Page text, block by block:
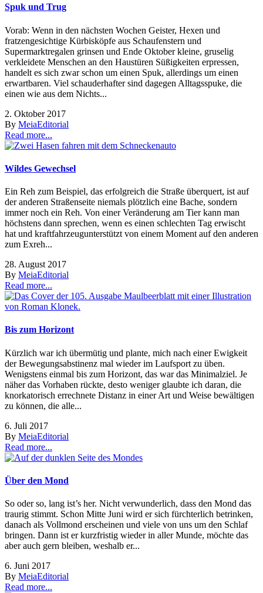
Spuk und Trug
Vorab: Wenn in den nächsten Wochen Geister, Hexen und
fratzengesichtige Kürbisköpfe aus Schaufenstern und
Supermarktregalen grinsen und Ende Oktober kleine, gruselig
verkleidete Menschen an den Haustüren Süßigkeiten erpressen,
handelt es sich zwar schon um einen Spuk, allerdings um einen
erwartbaren. Viel schauderhafter sind dagegen Alltagsspuke, die
einen wie aus dem Nichts...
2. Oktober 2017
By MeiaEditorial
Read more...
Wildes Gewechsel
Ein Reh zum Beispiel, das erfolgreich die Straße überquert, ist auf
der anderen Straßenseite niemals plötzlich eine Bache, sondern
immer noch ein Reh. Von einer Veränderung am Tier kann man
höchstens dann sprechen, wenn es einen schlechten Tag erwischt
hat und kraftfahrzeugunterstützt von einem Moment auf den anderen
zum Exreh...
28. August 2017
By MeiaEditorial
Read more...
Bis zum Horizont
Kürzlich war ich übermütig und plante, mich nach einer Ewigkeit
der Bewegungsabstinenz mal wieder im Laufsport zu üben.
Wenigstens einmal bis zum Horizont, das war das Minimalziel. Je
näher das Vorhaben rückte, desto weniger glaubte ich daran, die
knorkatorisch errechnete Distanz in einer Art und Weise bewältigen
zu können, die alle...
6. Juli 2017
By MeiaEditorial
Read more...
Über den Mond
So oder so, lang ist’s her. Nicht verwunderlich, dass den Mond das
traurig stimmt. Schon Mitte Juni wird er sich fürchterlich betrinken,
danach als Vollmond erscheinen und viele von uns um den Schlaf
bringen. Dann ist er kurzfristig wieder in aller Munde, möchte das
aber auch gern bleiben, weshalb er...
6. Juni 2017
By MeiaEditorial
Read more...